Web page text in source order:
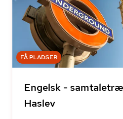
FÅ PLADSER
Engelsk -
Haslev